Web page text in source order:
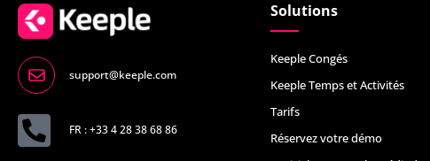
support@keeple.com
FR : +33 4 28 38 68 86
Solutions
Keeple Congés
Keeple Temps et Activités
Tarifs
Réservez votre démo